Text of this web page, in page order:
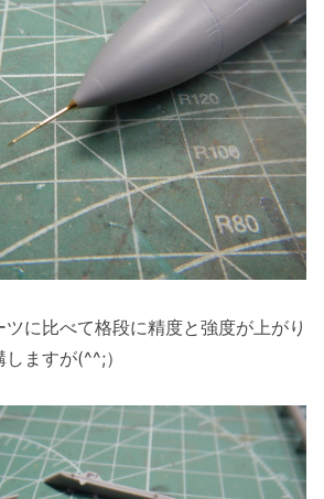
に比べて格段に精度と強度が上がり
ますが(^^;）